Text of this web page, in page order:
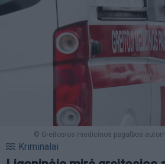
© Greitosios medicinos pagalbos
Kriminalai